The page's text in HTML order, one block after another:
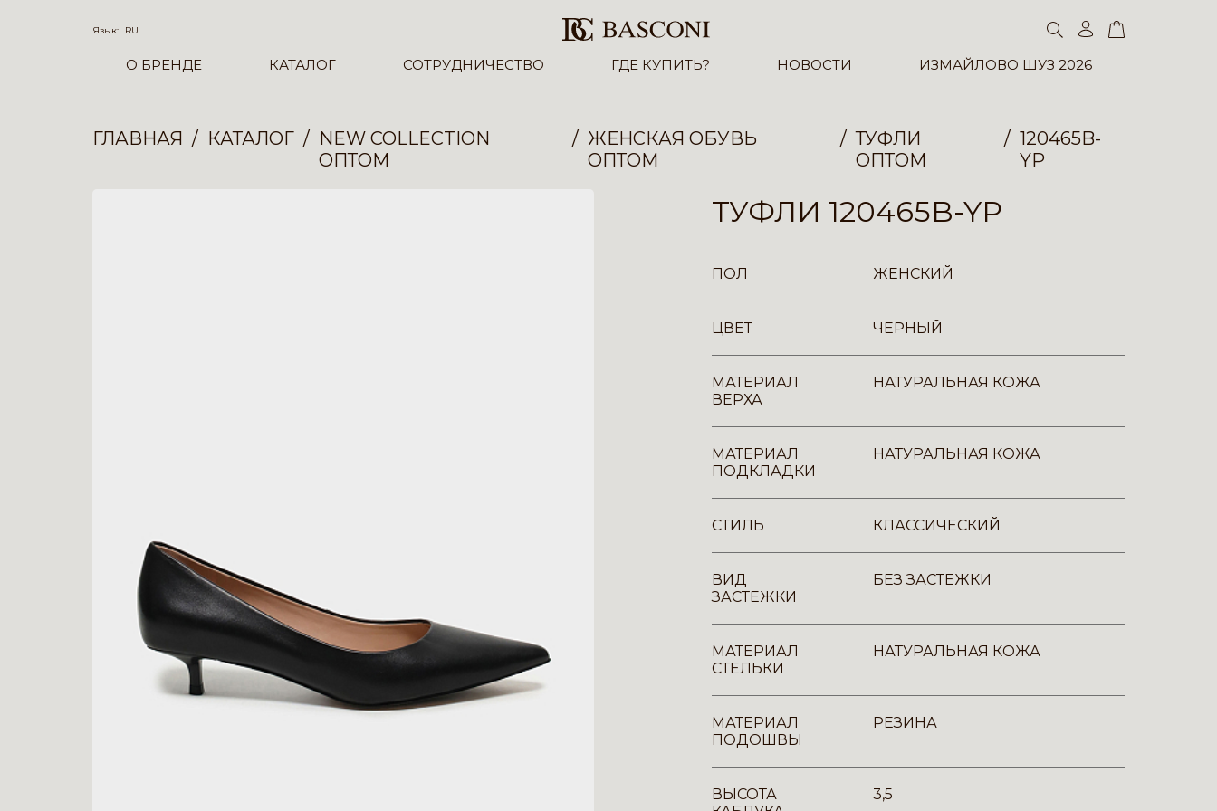
Язык: RU
О БРЕНДЕ КАТАЛОГ СОТРУДНИЧЕСТВО ГДЕ КУПИТЬ? НОВОСТИ ИЗМАЙЛОВО ШУЗ 2026
ГЛАВНАЯ КАТАЛОГ
NEW COLLECTION
ОПТОМ
ЖЕНСКАЯ ОБУВЬ
ОПТОМ
ТУФЛИ
ОПТОМ
120465B-
YP
ТУФЛИ 120465B-YP
ПОЛ ЖЕНСКИЙ
ЦВЕТ ЧЕРНЫЙ
МАТЕРИАЛ
ВЕРХА
НАТУРАЛЬНАЯ КОЖА
МАТЕРИАЛ
ПОДКЛАДКИ
НАТУРАЛЬНАЯ КОЖА
СТИЛЬ КЛАССИЧЕСКИЙ
ВИД
ЗАСТЕЖКИ
БЕЗ ЗАСТЕЖКИ
МАТЕРИАЛ
СТЕЛЬКИ
НАТУРАЛЬНАЯ КОЖА
МАТЕРИАЛ
ПОДОШВЫ
РЕЗИНА
ВЫСОТА
3,5